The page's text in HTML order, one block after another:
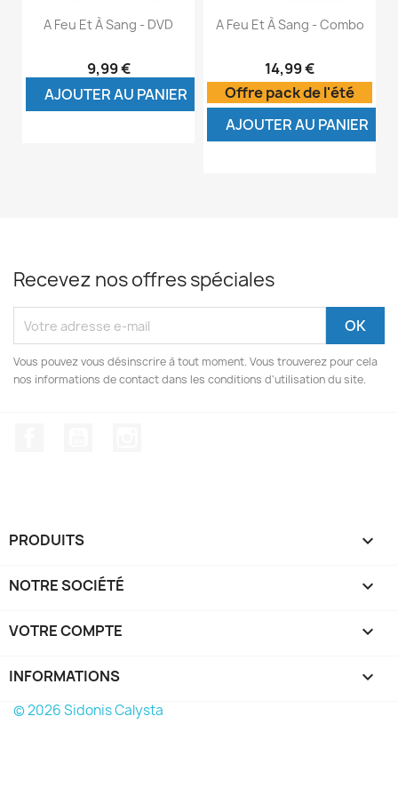
A Feu Et À Sang - DVD
9,99 €
AJOUTER AU PANIER
A Feu Et À Sang - Combo
14,99 €
Offre pack de l'été
AJOUTER AU PANIER
Recevez nos offres spéciales
Vous pouvez vous désinscrire à tout moment. Vous trouverez pour cela
nos informations de contact dans les conditions d'utilisation du site.
PRODUITS 
NOTRE SOCIÉTÉ 
VOTRE COMPTE 
INFORMATIONS keyboard_arrow_down
© 2026 Sidonis Calysta